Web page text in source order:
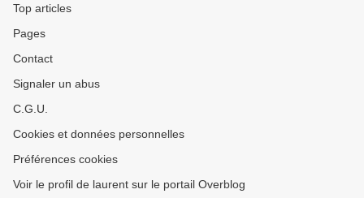
Top articles
Pages
Contact
Signaler un abus
C.G.U.
Cookies et données personnelles
Préférences cookies
Voir le profil de laurent sur le portail Overblog